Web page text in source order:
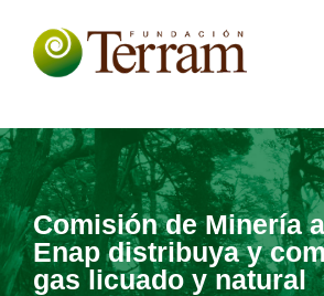
Comisión de Minería
Enap distribuya y
gas licuado y natural